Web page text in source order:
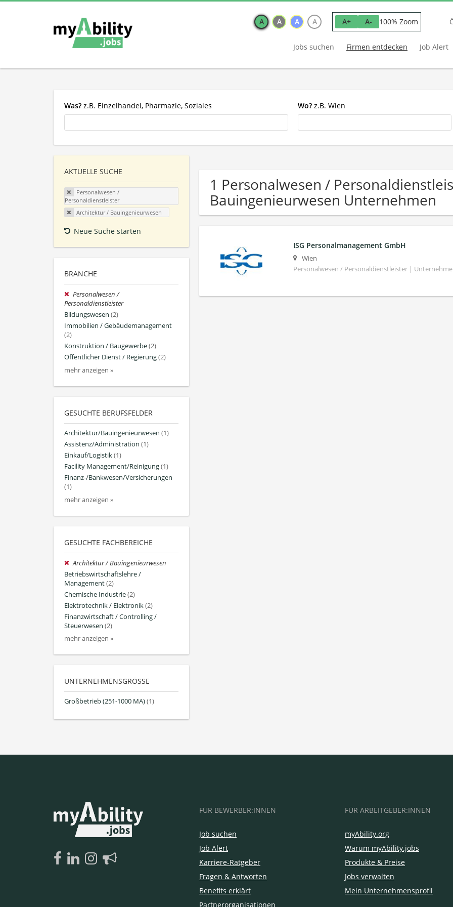
A A A A A+ A- 100% Zoom
Jobs suchen Firmen entdecken Job Alert
Was? z.B. Einzelhandel, Pharmazie, Soziales Wo? z.B. Wien
AKTUELLE SUCHE
Personalwesen /
Personaldienstleister
Architektur / Bauingenieurwesen
Neue Suche starten
BRANCHE
Personalwesen /
Personaldienstleister
Bildungswesen (2)
Immobilien / Gebäudemanagement
(2)
Konstruktion / Baugewerbe(2)
Öffentlicher Dienst / Regierung(2)
mehr anzeigen »
GESUCHTE BERUFSFELDER
Architektur/Bauingenieurwesen (1)
Assistenz/Administration (1)
Einkauf/Logistik(1)
Facility Management/Reinigung(1)
Finanz-/Bankwesen/Versicherungen
(1)
mehr anzeigen »
GESUCHTE FACHBEREICHE
Architektur / Bauingenieurwesen
Betriebswirtschaftslehre /
Management(2)
Chemische Industrie(2)
Elektrotechnik / Elektronik(2)
Finanzwirtschaft / Controlling /
Steuerwesen (2)
mehr anzeigen »
UNTERNEHMENSGRÖSSE
Großbetrieb (251-1000 MA)(1)
1 Personalwesen /
Bauingenieurwesen Unternehmen
ISG Personalmanagement GmbH
Wien
Personalwesen / Personaldienstleister |
FÜR BEWERBER:INNEN
Job suchen
Job Alert
Karriere-Ratgeber
Fragen & Antworten
Benefits erklärt
Partnerorganisationen
FÜR ARBEITGEBER:INNEN
myAbility.org
Warum myAbility.jobs
Produkte & Preise
Jobs verwalten
Mein Unternehmensprofil